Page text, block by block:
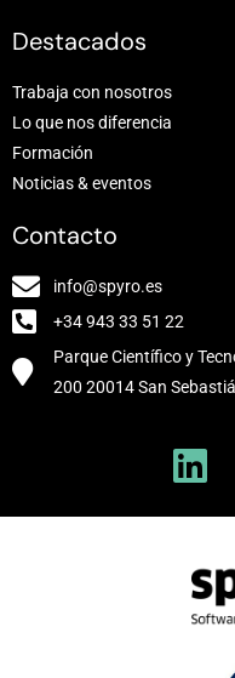
Destacados
Trabaja con nosotros
Lo que nos diferencia
Formación
Noticias & eventos
Contacto
info@spyro.es
+34 943 33 51 22
Parque Científico y
200 20014 San